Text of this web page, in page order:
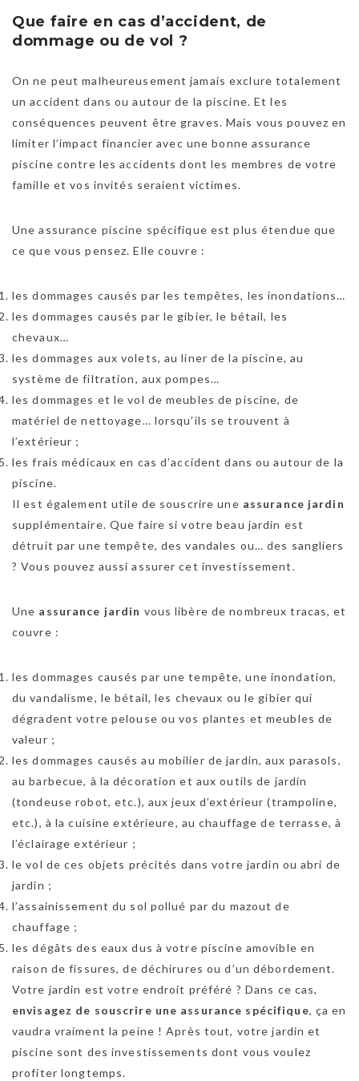
Que faire en cas d’accident, de
dommage ou de vol ?
On ne peut malheureusement jamais exclure totalement
un accident dans ou autour de la piscine. Et les
conséquences peuvent être graves. Mais vous pouvez en
limiter l’impact financier avec une bonne assurance
piscine contre les accidents dont les membres de votre
famille et vos invités seraient victimes.
Une assurance piscine spécifique est plus étendue que
ce que vous pensez. Elle couvre :
les dommages causés par les tempêtes, les inondations…
les dommages causés par le gibier, le bétail, les
chevaux…
les dommages aux volets, au liner de la piscine, au
système de filtration, aux pompes…
les dommages et le vol de meubles de piscine, de
matériel de nettoyage… lorsqu’ils se trouvent à
l’extérieur ;
les frais médicaux en cas d’accident dans ou autour de la
piscine.
Il est également utile de souscrire une assurance jardin
supplémentaire. Que faire si votre beau jardin est
détruit par une tempête, des vandales ou… des sangliers
? Vous pouvez aussi assurer cet investissement.
Une assurance jardin vous libère de nombreux tracas, et
couvre :
les dommages causés par une tempête, une inondation,
du vandalisme, le bétail, les chevaux ou le gibier qui
dégradent votre pelouse ou vos plantes et meubles de
valeur ;
les dommages causés au mobilier de jardin, aux parasols,
au barbecue, à la décoration et aux outils de jardin
(tondeuse robot, etc.), aux jeux d’extérieur (trampoline,
etc.), à la cuisine extérieure, au chauffage de terrasse, à
l’éclairage extérieur ;
le vol de ces objets précités dans votre jardin ou abri de
jardin ;
l’assainissement du sol pollué par du mazout de
chauffage ;
les dégâts des eaux dus à votre piscine amovible en
raison de fissures, de déchirures ou d’un débordement.
Votre jardin est votre endroit préféré ? Dans ce cas,
envisagez de souscrire une assurance spécifique, ça en
vaudra vraiment la peine ! Après tout, votre jardin et
piscine sont des investissements dont vous voulez
profiter longtemps.